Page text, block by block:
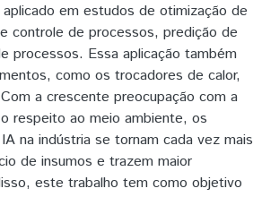
em estudos de otimização de
controle de processos, predição de
processos. Essa aplicação também
como os trocadores de calor,
a crescente preocupação com a
respeito ao meio ambiente, os
na indústria se tornam cada vez mais
de insumos e trazem maior
este trabalho tem como objetivo